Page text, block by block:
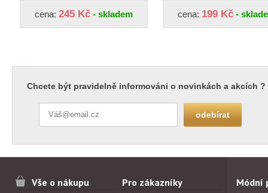
cena: 245 Kč - skladem cena: 199 Kč -
Chcete být pravidelně informováni o novinkách a akcích ?
Vše o nákupu Pro zákazníky Módní